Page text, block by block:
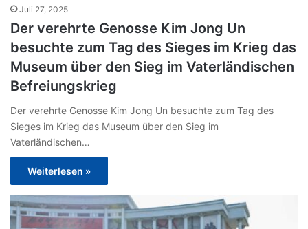
Juli 27, 2025
Der verehrte Genosse Kim Jong Un
besuchte zum Tag des Sieges im Krieg das
Museum über den Sieg im Vaterländischen
Befreiungskrieg
Der verehrte Genosse Kim Jong Un besuchte zum Tag des
Sieges im Krieg das Museum über den Sieg im
Vaterländischen…
Weiterlesen »